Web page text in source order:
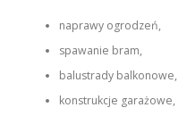
naprawy ogrodzeń,
spawanie bram,
balustrady balkonowe,
konstrukcje garażowe,